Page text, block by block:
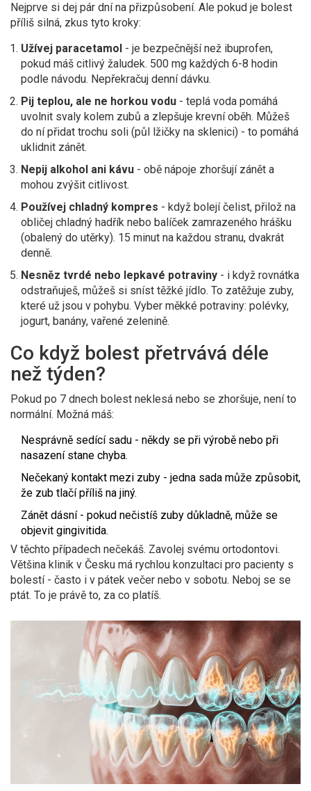
Nejprve si dej pár dní na přizpůsobení. Ale pokud je bolest
příliš silná, zkus tyto kroky:
Užívej paracetamol - je bezpečnější než ibuprofen,
pokud máš citlivý žaludek. 500 mg každých 6-8 hodin
podle návodu. Nepřekračuj denní dávku.
Pij teplou, ale ne horkou vodu - teplá voda pomáhá
uvolnit svaly kolem zubů a zlepšuje krevní oběh. Můžeš
do ní přidat trochu soli (půl lžičky na sklenici) - to pomáhá
uklidnit zánět.
Nepij alkohol ani kávu - obě nápoje zhoršují zánět a
mohou zvýšit citlivost.
Používej chladný kompres - když bolejí čelist, přilož na
obličej chladný hadřík nebo balíček zamrazeného hrášku
(obalený do utěrky). 15 minut na každou stranu, dvakrát
denně.
Nesněz tvrdé nebo lepkavé potraviny - i když rovnátka
odstraňuješ, můžeš si sníst těžké jídlo. To zatěžuje zuby,
které už jsou v pohybu. Vyber měkké potraviny: polévky,
jogurt, banány, vařené zelenině.
Co když bolest přetrvává déle
než týden?
Pokud po 7 dnech bolest neklesá nebo se zhoršuje, není to
normální. Možná máš:
Nesprávně sedící sadu - někdy se při výrobě nebo při
nasazení stane chyba.
Nečekaný kontakt mezi zuby - jedna sada může způsobit,
že zub tlačí příliš na jiný.
Zánět dásní - pokud nečistíš zuby důkladně, může se
objevit gingivitida.
V těchto případech nečekáš. Zavolej svému ortodontovi.
Většina klinik v Česku má rychlou konzultaci pro pacienty s
bolestí - často i v pátek večer nebo v sobotu. Neboj se se
ptát. To je právě to, za co platíš.